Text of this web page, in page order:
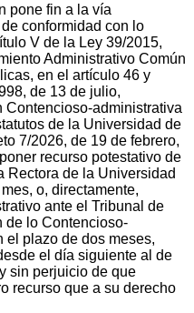
pone fin a la vía
conformidad con lo
V de la Ley 39/2015,
Administrativo Común
en el artículo 46 y
de 13 de julio,
administrativa
de la Universidad de
7/2026, de 19 de febrero,
recurso potestativo de
Rectora de la Universidad
o, directamente,
ante el Tribunal de
de lo Contencioso-
el plazo de dos meses,
el día siguiente al de
sin perjuicio de que
recurso que a su derecho